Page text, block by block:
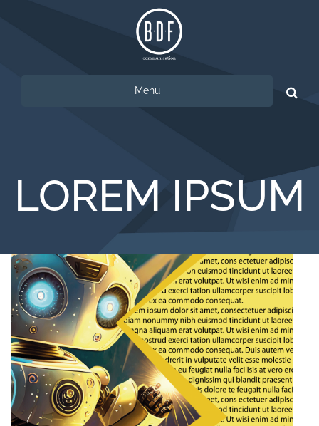
Menu
Ricerca
LOREM IPSUM